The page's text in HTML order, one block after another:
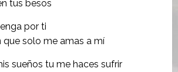
tus besos
por ti
que solo me amas a mí
sueños tu me haces sufrir